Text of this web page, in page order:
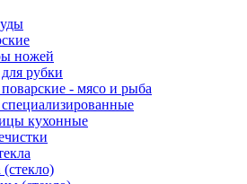
ножей
рубки
- мясо и рыба
кухонные